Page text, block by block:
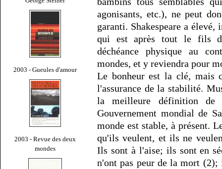
2003 - Gueules d'amour
2003 - Revue des deux
mondes
agonisants, etc.), ne peut
garanti. Shakespeare a
qui est après tout le fils
déchéance physique au
mondes, et y reviendra pour
Le bonheur est la clé, mais
l'assurance de la stabilité.
la meilleure définition de
Gouvernement mondial de
monde est stable, à présent.
qu'ils veulent, et ils ne
Ils sont à l'aise; ils sont en
n'ont pas peur de la mort (2);